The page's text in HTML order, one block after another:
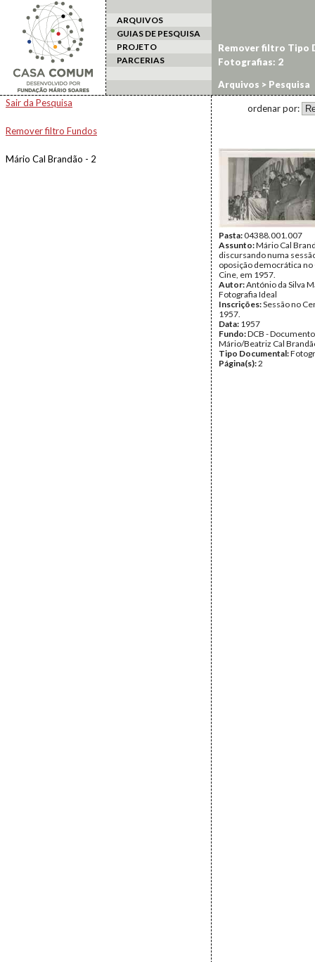
ARQUIVOS
GUIAS DE PESQUISA
PROJETO
PARCERIAS
Arquivos > Pesquisa
Sair da Pesquisa
Remover filtro Fundos
Mário Cal Brandão - 2
Remover filtro Tipo
Fotografias: 2
ordenar por:
Pasta:04388.001.007
Assunto:Mário Cal
discursando numa
oposição democrática
Cine, em 1957.
Autor:António da Silva
Fotografia Ideal
Inscrições:Sessão no
1957.
Data: 1957
Fundo:DCB -
Mário/Beatriz Cal
Tipo Documental:
Página(s):2